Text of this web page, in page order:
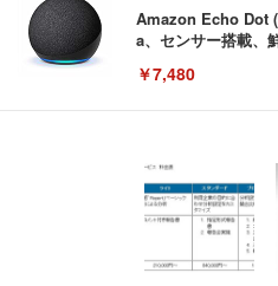
Amazon Echo Dot
a、センサー搭載、
￥7,480
[EdoErgo] オフィ
い 跳ね上げ式アー
キング pc 事務椅子
ン樹脂ベース 通気
(黒網+黒枠+黒足)
EIZO ビジネス向
EV3240X-WT |
イト
Amazonベーシッ
回使い捨て 無香料